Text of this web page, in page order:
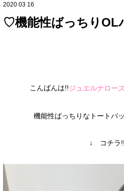
2020 03 16
♡機能性ばっちり
こんばんは!!ジュエルナロー
機能性ばっちりなトートバ
↓ コチ